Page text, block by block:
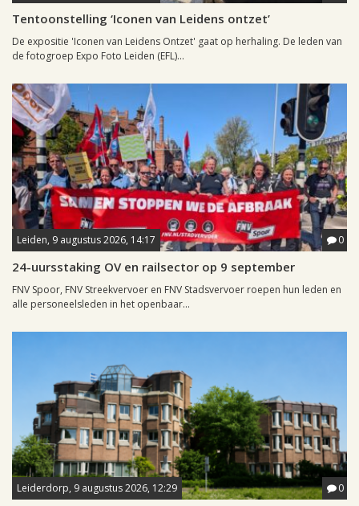
Tentoonstelling ‘Iconen van Leidens ontzet’
De expositie 'Iconen van Leidens Ontzet' gaat op herhaling. De leden van
de fotogroep Expo Foto Leiden (EFL)...
Leiden, 9 augustus 2026, 14:17 0
24-uursstaking OV en railsector op 9 september
FNV Spoor, FNV Streekvervoer en FNV Stadsvervoer roepen hun leden en
alle personeelsleden in het openbaar...
Leiderdorp, 9 augustus 2026, 12:29 0